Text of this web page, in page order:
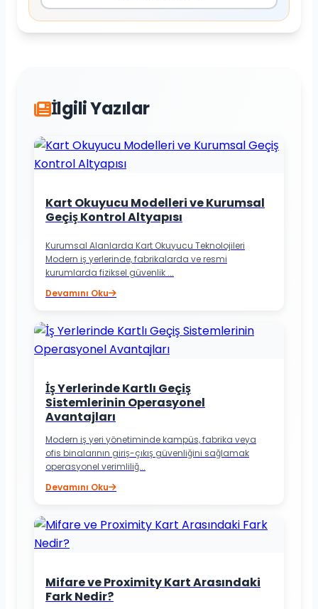
İlgili Yazılar
Kart Okuyucu Modelleri ve Kurumsal
Geçiş Kontrol Altyapısı
Kurumsal Alanlarda Kart Okuyucu Teknolojileri
Modern iş yerlerinde, fabrikalarda ve resmi
kurumlarda fiziksel güvenlik ...
Devamını Oku
İş Yerlerinde Kartlı Geçiş
Sistemlerinin Operasyonel
Avantajları
Modern iş yeri yönetiminde kampüs, fabrika veya
ofis binalarının giriş-çıkış güvenliğini sağlamak
operasyonel verimliliğ...
Devamını Oku
Mifare ve Proximity Kart Arasındaki
Fark Nedir?